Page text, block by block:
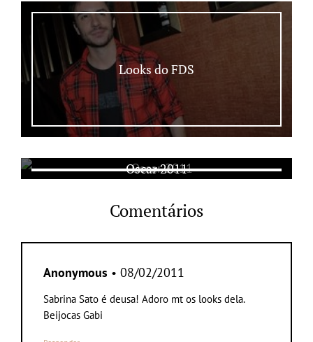
Looks do FDS
Oscar 2011
Comentários
Anonymous • 08/02/2011
Sabrina Sato é deusa! Adoro mt os looks dela.
Beijocas Gabi